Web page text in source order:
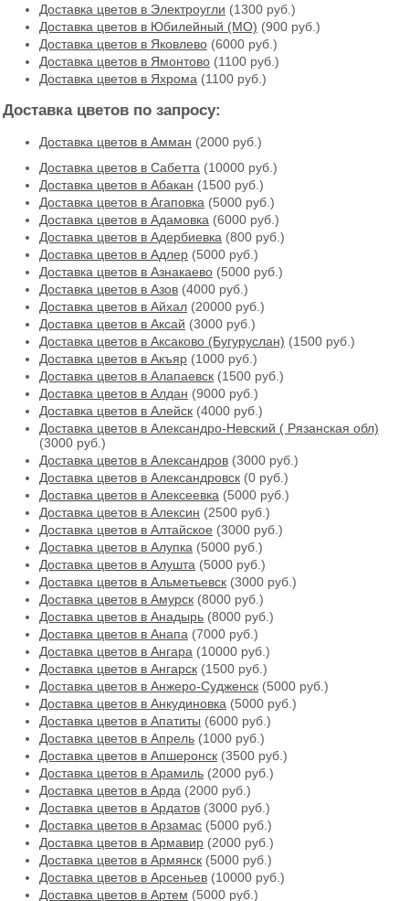
Доставка цветов в Электроугли (1300 руб.)
Доставка цветов в Юбилейный (МО) (900 руб.)
Доставка цветов в Яковлево (6000 руб.)
Доставка цветов в Ямонтово (1100 руб.)
Доставка цветов в Яхрома (1100 руб.)
Доставка цветов по запросу:
Доставка цветов в Амман (2000 руб.)
Доставка цветов в Cабетта (10000 руб.)
Доставка цветов в Абакан (1500 руб.)
Доставка цветов в Агаповка (5000 руб.)
Доставка цветов в Адамовка (6000 руб.)
Доставка цветов в Адербиевка (800 руб.)
Доставка цветов в Адлер (5000 руб.)
Доставка цветов в Азнакаево (5000 руб.)
Доставка цветов в Азов (4000 руб.)
Доставка цветов в Айхал (20000 руб.)
Доставка цветов в Аксай (3000 руб.)
Доставка цветов в Аксаково (Бугуруслан) (1500 руб.)
Доставка цветов в Акъяр (1000 руб.)
Доставка цветов в Алапаевск (1500 руб.)
Доставка цветов в Алдан (9000 руб.)
Доставка цветов в Алейск (4000 руб.)
Доставка цветов в Александро-Невский ( Рязанская обл)
(3000 руб.)
Доставка цветов в Александров (3000 руб.)
Доставка цветов в Александровск (0 руб.)
Доставка цветов в Алексеевка (5000 руб.)
Доставка цветов в Алексин (2500 руб.)
Доставка цветов в Алтайское (3000 руб.)
Доставка цветов в Алупка (5000 руб.)
Доставка цветов в Алушта (5000 руб.)
Доставка цветов в Альметьевск (3000 руб.)
Доставка цветов в Амурск (8000 руб.)
Доставка цветов в Анадырь (8000 руб.)
Доставка цветов в Анапа (7000 руб.)
Доставка цветов в Ангара (10000 руб.)
Доставка цветов в Ангарск (1500 руб.)
Доставка цветов в Анжеро-Судженск (5000 руб.)
Доставка цветов в Анкудиновка (5000 руб.)
Доставка цветов в Апатиты (6000 руб.)
Доставка цветов в Апрель (1000 руб.)
Доставка цветов в Апшеронск (3500 руб.)
Доставка цветов в Арамиль (2000 руб.)
Доставка цветов в Арда (2000 руб.)
Доставка цветов в Ардатов (3000 руб.)
Доставка цветов в Арзамас (5000 руб.)
Доставка цветов в Армавир (2000 руб.)
Доставка цветов в Армянск (5000 руб.)
Доставка цветов в Арсеньев (10000 руб.)
Доставка цветов в Артем (5000 руб.)